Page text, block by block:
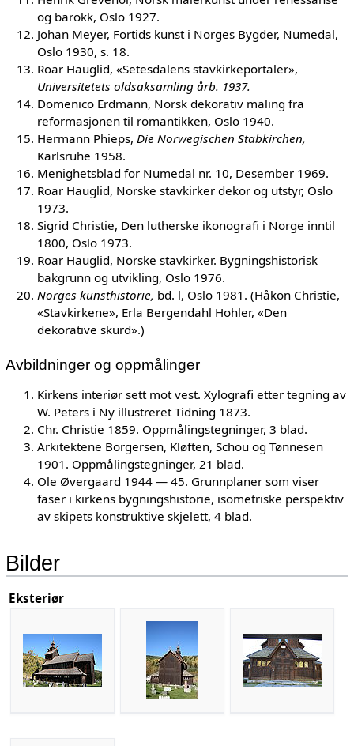
og barokk, Oslo 1927.
Johan Meyer, Fortids kunst i Norges Bygder, Numedal,
Oslo 1930, s. 18.
Roar Hauglid, «Setesdalens stavkirkeportaler»,
Universitetets oldsaksamling årb. 1937.
Domenico Erdmann, Norsk dekorativ maling fra
reformasjonen til romantikken, Oslo 1940.
Hermann Phieps, Die Norwegischen Stabkirchen,
Karlsruhe 1958.
Menighetsblad for Numedal nr. 10, Desember 1969.
Roar Hauglid, Norske stavkirker dekor og utstyr, Oslo
1973.
Sigrid Christie, Den lutherske ikonografi i Norge inntil
1800, Oslo 1973.
Roar Hauglid, Norske stavkirker. Bygningshistorisk
bakgrunn og utvikling, Oslo 1976.
Norges kunsthistorie, bd. l, Oslo 1981. (Håkon Christie,
«Stavkirkene», Erla Bergendahl Hohler, «Den
dekorative skurd».)
Avbildninger og oppmålinger
Kirkens interiør sett mot vest. Xylografi etter tegning av
W. Peters i Ny illustreret Tidning 1873.
Chr. Christie 1859. Oppmålingstegninger, 3 blad.
Arkitektene Borgersen, Kløften, Schou og Tønnesen
1901. Oppmålingstegninger, 21 blad.
Ole Øvergaard 1944 — 45. Grunnplaner som viser
faser i kirkens bygningshistorie, isometriske perspektiv
av skipets konstruktive skjelett, 4 blad.
Bilder
Eksteriør